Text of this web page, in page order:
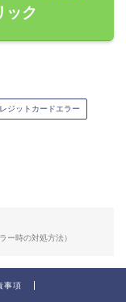
ック
ジットカードエラー
ー時の対処方法）
事項